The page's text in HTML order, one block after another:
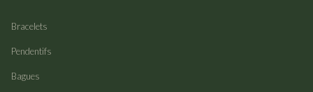
Bracelets
Pendentifs
Bagues